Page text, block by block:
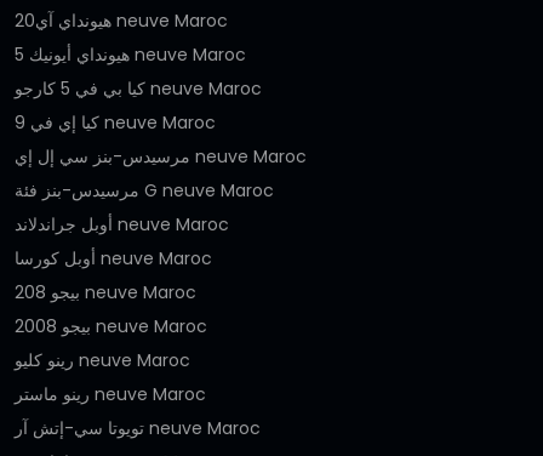
هيونداي آي20 neuve Maroc
هيونداي أيونيك 5 neuve Maroc
كيا بي في 5 كارجو neuve Maroc
كيا إي في 9 neuve Maroc
مرسيدس-بنز سي إل إي neuve Maroc
مرسيدس-بنز فئة G neuve Maroc
أوبل جراندلاند neuve Maroc
أوبل كورسا neuve Maroc
بيجو 208 neuve Maroc
بيجو 2008 neuve Maroc
رينو كليو neuve Maroc
رينو ماستر neuve Maroc
تويوتا سي-إتش آر neuve Maroc